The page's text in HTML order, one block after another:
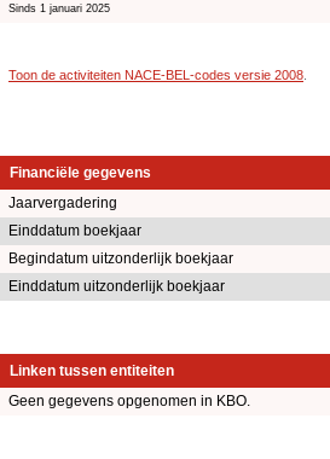
Sinds 1 januari 2025
Toon de activiteiten NACE-BEL-codes versie 2008
Financiële gegevens
Jaarvergadering
Einddatum boekjaar
Begindatum uitzonderlijk boekjaar
Einddatum uitzonderlijk boekjaar
Linken tussen entiteiten
Geen gegevens opgenomen in KBO.